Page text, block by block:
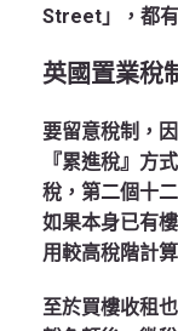
Street」，都
英國置業稅
要留意稅制，
『累進稅』方
稅，第二個十
如果本身已有
用較高稅階計算
至於買樓收租